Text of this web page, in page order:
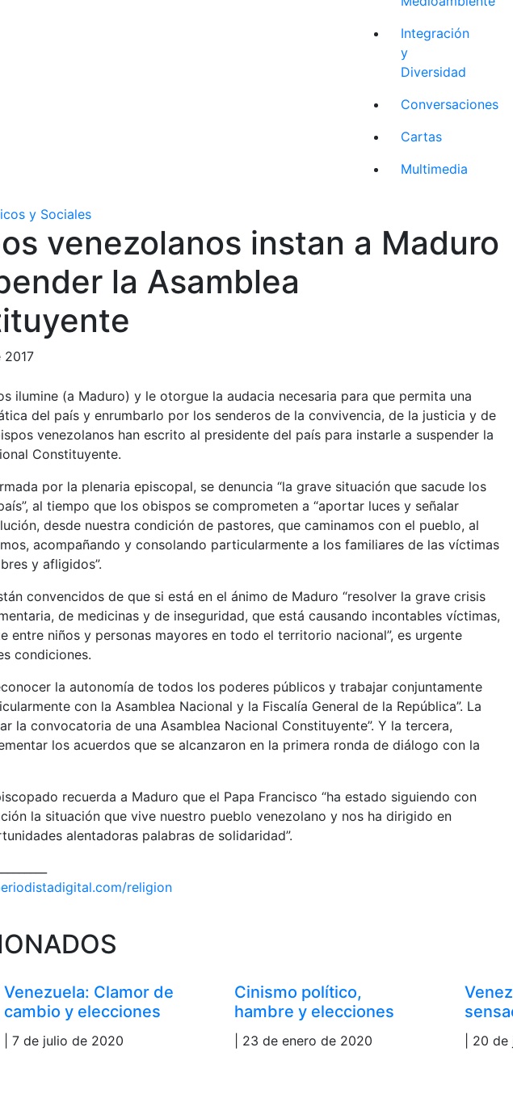
Integración
y
Diversidad
Conversaciones
Cartas
Multimedia
y Sociales
venezolanos instan a Maduro
la Asamblea
2017
ilumine (a Maduro) y le otorgue la audacia necesaria para que permita una
del país y enrumbarlo por los senderos de la convivencia, de la justicia y de
venezolanos han escrito al presidente del país para instarle a suspender la
Constituyente.
por la plenaria episcopal, se denuncia “la grave situación que sacude los
al tiempo que los obispos se comprometen a “aportar luces y señalar
desde nuestra condición de pastores, que caminamos con el pueblo, al
acompañando y consolando particularmente a los familiares de las víctimas
y afligidos”.
convencidos de que si está en el ánimo de Maduro “resolver la grave crisis
de medicinas y de inseguridad, que está causando incontables víctimas,
entre niños y personas mayores en todo el territorio nacional”, es urgente
condiciones.
la autonomía de todos los poderes públicos y trabajar conjuntamente
con la Asamblea Nacional y la Fiscalía General de la República”. La
la convocatoria de una Asamblea Nacional Constituyente”. Y la tercera,
los acuerdos que se alcanzaron en la primera ronda de diálogo con la
recuerda a Maduro que el Papa Francisco “ha estado siguiendo con
la situación que vive nuestro pueblo venezolano y nos ha dirigido en
alentadoras palabras de solidaridad”.
religion
Venezuela: Clamor de
cambio y elecciones
| 7 de julio de 2020
Cinismo político,
hambre y elecciones
| 23 de enero de 2020 | 20